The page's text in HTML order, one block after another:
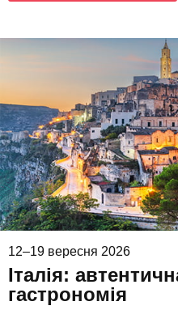
12–19 вересня 2026
Італія:
гастрономія